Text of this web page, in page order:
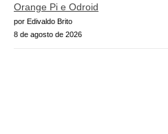
Orange Pi e Odroid
por Edivaldo Brito
8 de agosto de 2026